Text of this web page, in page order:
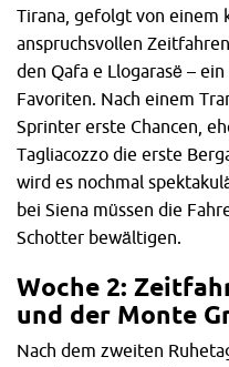
Tirana, gefolgt von einem
anspruchsvollen
den Qafa e Llogarasë –
Favoriten. Nach einem
Sprinter erste Chancen,
Tagliacozzo die erste
wird es nochmal
bei Siena müssen die
Schotter bewältigen.
Woche 2:
und der Monte
Nach dem zweiten